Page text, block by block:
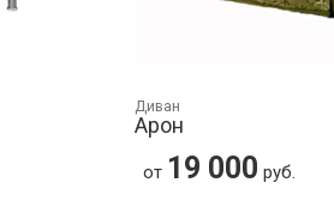
Диван
Арон
от 19 000 руб.